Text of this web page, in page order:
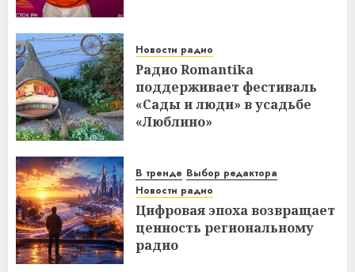
Новости радио
Радио Romantika
поддерживает фестиваль
«Сады и люди» в усадьбе
«Люблино»
В тренде Выбор редактора
Новости радио
Цифровая эпоха возвращает
ценность региональному
радио